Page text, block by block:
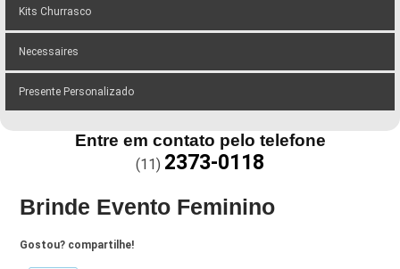
Kits Churrasco
Necessaires
Presente Personalizado
Entre em contato pelo telefone
(11) 2373-0118
Brinde Evento Feminino
Gostou? compartilhe!